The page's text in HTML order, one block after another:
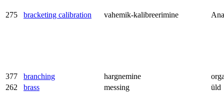
275 bracketing calibration vahemik-kalibreerimine
377 branching hargnemine
262
brass messing üld